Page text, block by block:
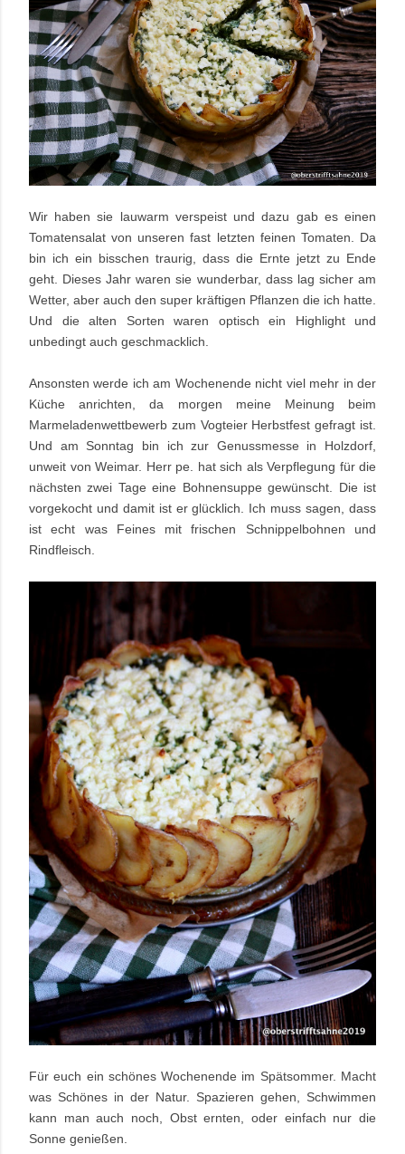
Wir haben sie lauwarm verspeist und dazu gab es einen
Tomatensalat von unseren fast letzten feinen Tomaten. Da
bin ich ein bisschen traurig, dass die Ernte jetzt zu Ende
geht. Dieses Jahr waren sie wunderbar, dass lag sicher am
Wetter, aber auch den super kräftigen Pflanzen die ich hatte.
Und die alten Sorten waren optisch ein Highlight und
unbedingt auch geschmacklich.
Ansonsten werde ich am Wochenende nicht viel mehr in der
Küche anrichten, da morgen meine Meinung beim
Marmeladenwettbewerb zum Vogteier Herbstfest gefragt ist.
Und am Sonntag bin ich zur Genussmesse in Holzdorf,
unweit von Weimar. Herr pe. hat sich als Verpflegung für die
nächsten zwei Tage eine Bohnensuppe gewünscht. Die ist
vorgekocht und damit ist er glücklich. Ich muss sagen, dass
ist echt was Feines mit frischen Schnippelbohnen und
Rindfleisch.
Für euch ein schönes Wochenende im Spätsommer. Macht
was Schönes in der Natur. Spazieren gehen, Schwimmen
kann man auch noch, Obst ernten, oder einfach nur die
Sonne genießen.